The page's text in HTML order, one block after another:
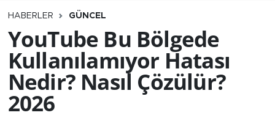
HABERLER GÜNCEL
YouTube Bu Bölgede
Kullanılamıyor Hatası
Nedir? Nasıl Çözülür?
2026
Firmalardan
Güncel
İş ve Ekonomi
Moda-Magazin-Eğlence
Namaz Vakitleri
Trafik Durumu
Şampiyonlar Ligi Puan Durumu ve Fikstür
Tüm Manşetler